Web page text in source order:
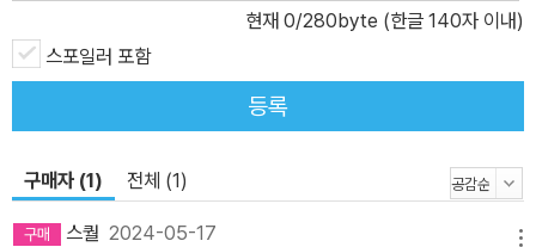
현재 0/280byte (한글 140자 이내)
스포일러 포함
등록
구매자 (1) 전체 (1)
스퀄 2024-05-17